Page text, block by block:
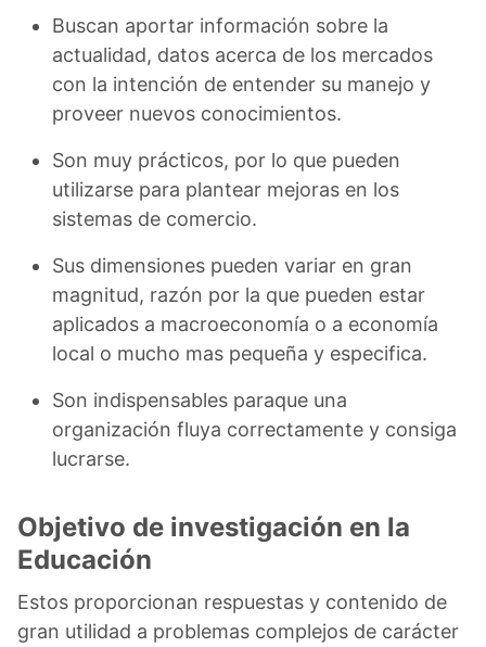
Buscan aportar información sobre la
actualidad, datos acerca de los mercados
con la intención de entender su manejo y
proveer nuevos conocimientos.
Son muy prácticos, por lo que pueden
utilizarse para plantear mejoras en los
sistemas de comercio.
Sus dimensiones pueden variar en gran
magnitud, razón por la que pueden estar
aplicados a macroeconomía o a economía
local o mucho mas pequeña y especifica.
Son indispensables paraque una
organización fluya correctamente y consiga
lucrarse.
Objetivo de investigación en la
Educación
Estos proporcionan respuestas y contenido de
gran utilidad a problemas complejos de carácter